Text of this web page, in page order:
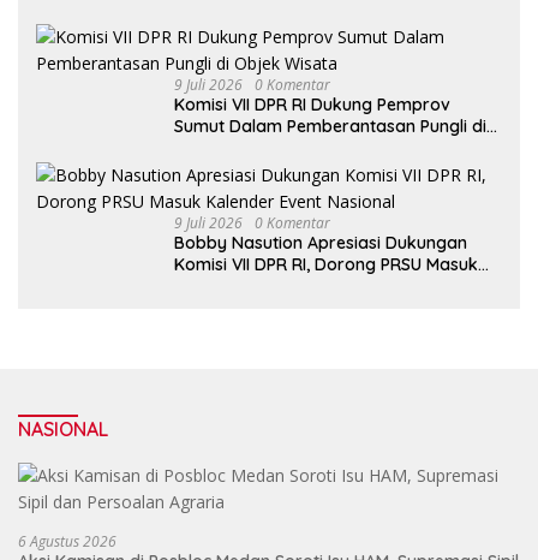
9 Juli 2026 0 Komentar
Komisi VII DPR RI Dukung Pemprov
Sumut Dalam Pemberantasan Pungli di
9 Juli 2026 0 Komentar
Bobby Nasution Apresiasi Dukungan
Komisi VII DPR RI, Dorong PRSU Masuk
NASIONAL
6 Agustus 2026